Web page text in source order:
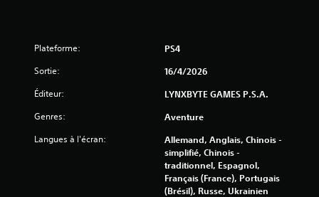
Plateforme: PS4
Sortie: 16/4/2026
Éditeur: LYNXBYTE GAMES P.S.A.
Genres: Aventure
Langues à l'écran:
Allemand, Anglais, Chinois -
simplifié, Chinois -
traditionnel, Espagnol,
Français (France), Portugais
(Brésil), Russe, Ukrainien